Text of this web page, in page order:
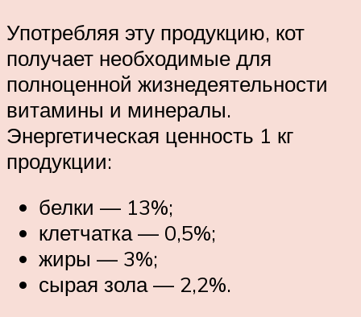
Употребляя эту продукцию, кот
получает необходимые для
полноценной жизнедеятельности
витамины и минералы.
Энергетическая ценность 1 кг
продукции:
белки — 13%;
клетчатка — 0,5%;
жиры — 3%;
сырая зола — 2,2%.